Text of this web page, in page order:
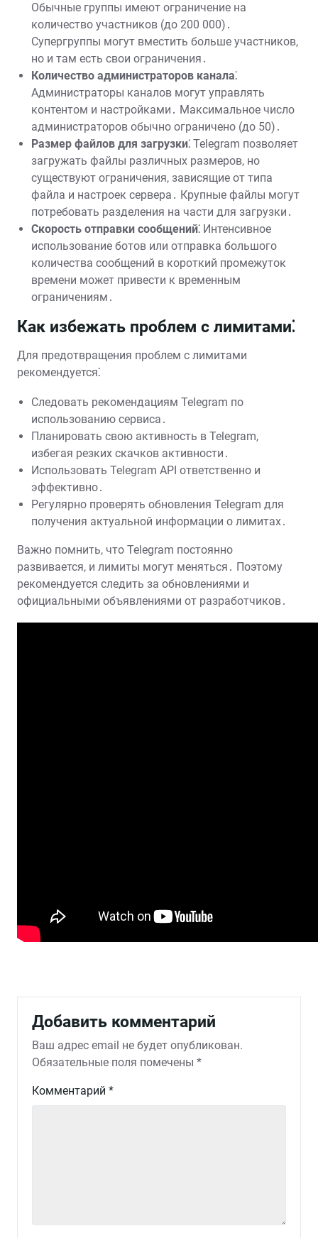
Обычные группы имеют ограничение на
количество участников (до 200 000)․
Супергруппы могут вместить больше участников,
но и там есть свои ограничения․
Количество администраторов канала⁚
Администраторы каналов могут управлять
контентом и настройками․ Максимальное число
администраторов обычно ограничено (до 50)․
Размер файлов для загрузки⁚ Telegram позволяет
загружать файлы различных размеров, но
существуют ограничения, зависящие от типа
файла и настроек сервера․ Крупные файлы могут
потребовать разделения на части для загрузки․
Скорость отправки сообщений⁚ Интенсивное
использование ботов или отправка большого
количества сообщений в короткий промежуток
времени может привести к временным
ограничениям․
Как избежать проблем с лимитами⁚
Для предотвращения проблем с лимитами
рекомендуется⁚
Следовать рекомендациям Telegram по
использованию сервиса․
Планировать свою активность в Telegram,
избегая резких скачков активности․
Использовать Telegram API ответственно и
эффективно․
Регулярно проверять обновления Telegram для
получения актуальной информации о лимитах․
Важно помнить, что Telegram постоянно
развивается, и лимиты могут меняться․ Поэтому
рекомендуется следить за обновлениями и
официальными объявлениями от разработчиков․
Добавить комментарий
Ваш адрес email не будет опубликован.
Обязательные поля помечены *
Комментарий *